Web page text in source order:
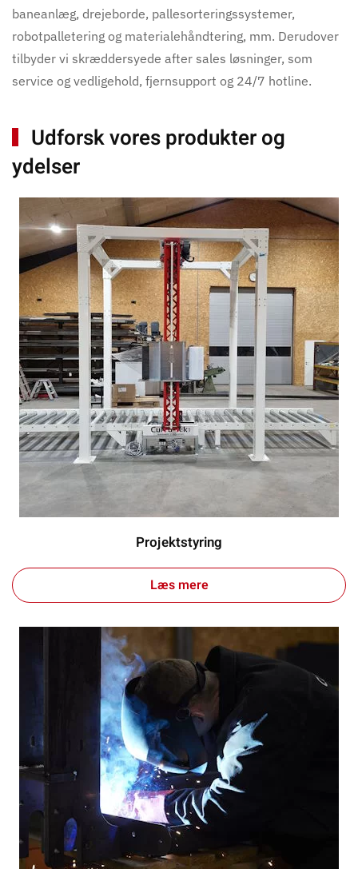
baneanlæg, drejeborde, pallesorteringssystemer,
robotpalletering og materialehåndtering, mm. Derudover
tilbyder vi skræddersyede after sales løsninger, som
service og vedligehold, fjernsupport og 24/7 hotline.
Udforsk vores produkter og
ydelser
Projektstyring
Læs mere